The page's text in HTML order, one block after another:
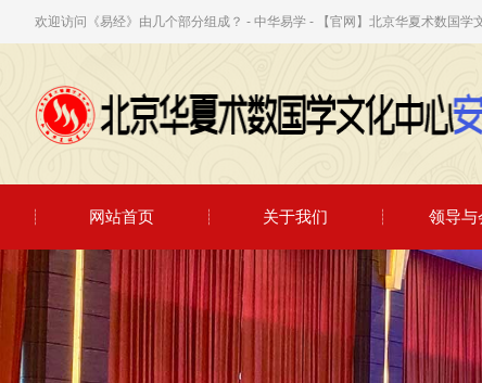
欢迎访问《易经》由几个部分组成？ - 中华易学 - 【官网】北京华夏术数国
网站首页 关于我们 领导与